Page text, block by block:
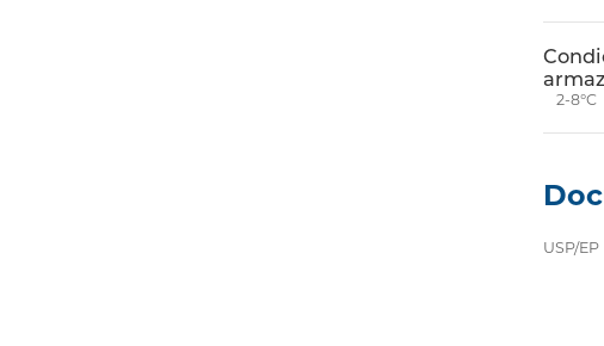
2-8°C
USP/EP